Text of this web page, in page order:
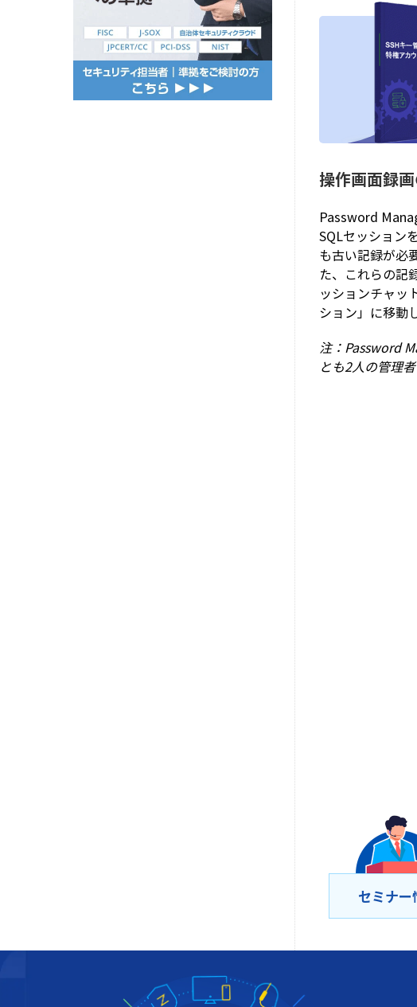
操作画面録
Password
SQLセッション
も古い記録が必
た、これらの記
ッションチャッ
ション」に移動
注：Password
とも2人の管理
セミナー